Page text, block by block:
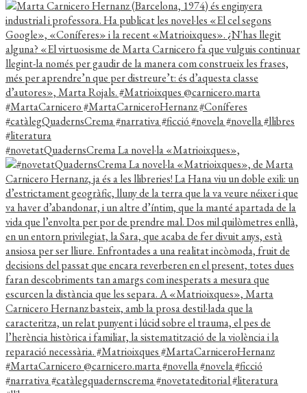
#novetatQuadernsCrema La novel·la «Matrioixques»,